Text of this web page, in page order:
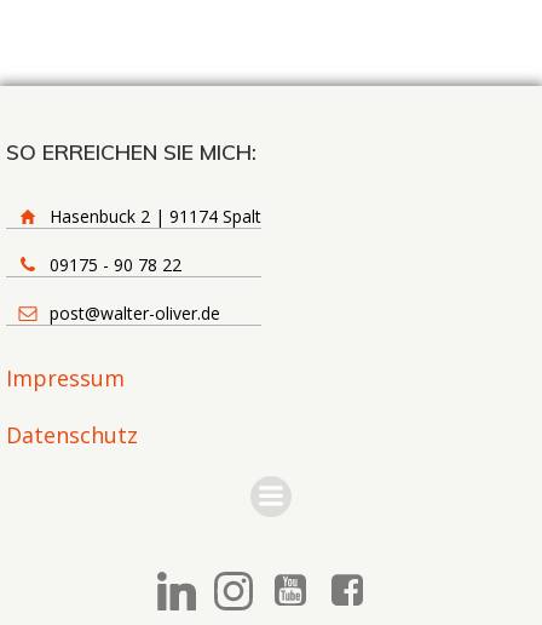
SO ERREICHEN SIE MICH:
Hasenbuck 2 | 91174 Spalt
09175 - 90 78 22
post@walter-oliver.de
Impressum
Datenschutz